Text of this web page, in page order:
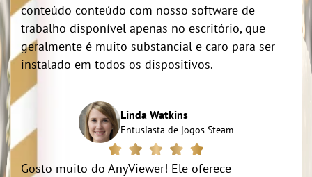
conteúdo conteúdo com nosso software de
trabalho disponível apenas no escritório, que
geralmente é muito substancial e caro para ser
instalado em todos os dispositivos.
Linda Watkins
Entusiasta de jogos Steam
Gosto muito do AnyViewer! Ele oferece